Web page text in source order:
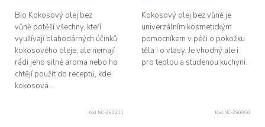
Bio Kokosový olej bez
vůně potěší všechny, kteří
využívají blahodárných účinků
kokosového oleje, ale nemají
rádi jeho silné aroma nebo ho
chtějí použít do receptů, kde
kokosová...
Kokosový olej bez vůně je
univerzálním kosmetickým
pomocníkem v péči o pokožku
těla i o vlasy. Je vhodný ale i
pro teplou a studenou kuchyni.
Kód: NC-290211 Kód: NC-290060